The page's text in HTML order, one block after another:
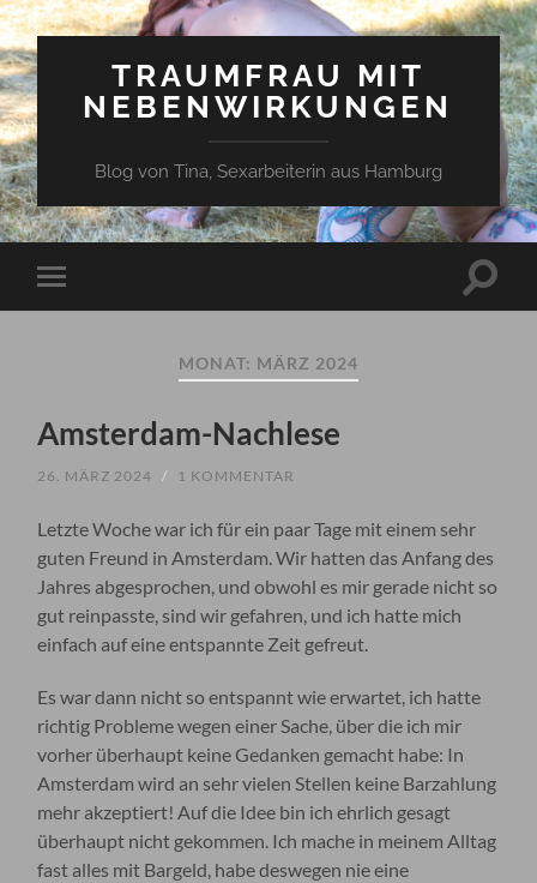
TRAUMFRAU MIT
NEBENWIRKUNGEN
Blog von Tina, Sexarbeiterin aus Hamburg
Mobile-
Menü
MONAT: MÄRZ 2024
Amsterdam-Nachlese
26. MÄRZ 2024 / 1 KOMMENTAR
Letzte Woche war ich für ein paar Tage mit einem sehr
guten Freund in Amsterdam. Wir hatten das Anfang des
Jahres abgesprochen, und obwohl es mir gerade nicht so
gut reinpasste, sind wir gefahren, und ich hatte mich
einfach auf eine entspannte Zeit gefreut.
Es war dann nicht so entspannt wie erwartet, ich hatte
richtig Probleme wegen einer Sache, über die ich mir
vorher überhaupt keine Gedanken gemacht habe: In
Amsterdam wird an sehr vielen Stellen keine Barzahlung
mehr akzeptiert! Auf die Idee bin ich ehrlich gesagt
überhaupt nicht gekommen. Ich mache in meinem Alltag
fast alles mit Bargeld, habe deswegen nie eine